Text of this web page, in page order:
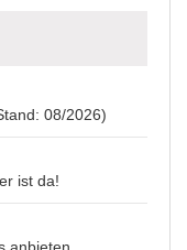
08/2026)
ist da!
anbieten